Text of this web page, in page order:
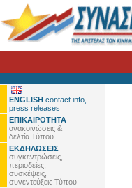
ENGLISH contact info,
press releases
ΕΠΙΚΑΙΡΟΤΗΤΑ
ανακοινώσεις &
δελτία Τύπου
ΕΚΔΗΛΩΣΕΙΣ
συγκεντρώσεις,
περιοδείες,
συσκέψεις,
συνεντεύξεις Τύπου